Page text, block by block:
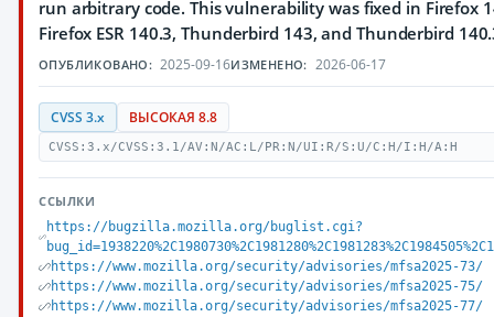
run arbitrary code. This vulnerability was fixed in Firefox
Firefox ESR 140.3, Thunderbird 143, and Thunderbird
ОПУБЛИКОВАНО: 2025-09-16ИЗМЕНЕНО: 2026-06-17
CVSS 3.x ВЫСОКАЯ 8.8
CVSS:3.x/CVSS:3.1/AV:N/AC:L/PR:N/UI:R/S:U/C:H/I:H/A:H
ССЫЛКИ
https://bugzilla.mozilla.org/buglist.cgi?
https://www.mozilla.org/security/advisories/mfsa2025-73/
https://www.mozilla.org/security/advisories/mfsa2025-75/
https://www.mozilla.org/security/advisories/mfsa2025-77/